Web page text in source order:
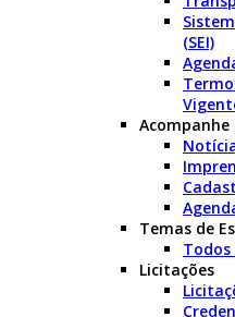
(SEI)
Acompanhe
Temas de
Todos
Licitações